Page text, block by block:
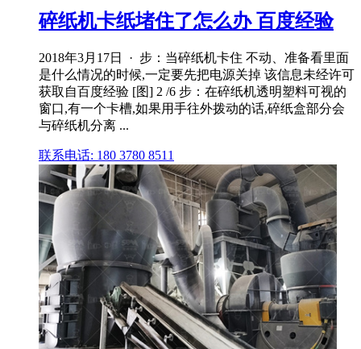
碎纸机卡纸堵住了怎么办 百度经验
2018年3月17日 · 步：当碎纸机卡住 不动、准备看里面
是什么情况的时候,一定要先把电源关掉 该信息未经许可
获取自百度经验 [图] 2 /6 步：在碎纸机透明塑料可视的
窗口,有一个卡槽,如果用手往外拨动的话,碎纸盒部分会
与碎纸机分离 ...
联系电话: 180 3780 8511